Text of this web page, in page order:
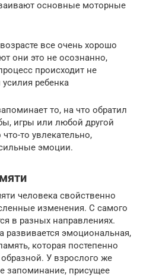
основные моторные
все очень хорошо
они это не осознанно,
происходит не
ребенка
то, на что обратил
игры или любой другой
то увлекательно,
эмоции.
человека свойственно
изменения. С самого
в разных направлениях.
развивается эмоциональная,
которая постепенно
У взрослого же
запоминание, присущее